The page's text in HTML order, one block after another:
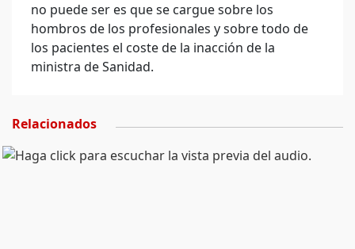
no puede ser es que se cargue sobre los
hombros de los profesionales y sobre todo de
los pacientes el coste de la inacción de la
ministra de Sanidad.
Relacionados